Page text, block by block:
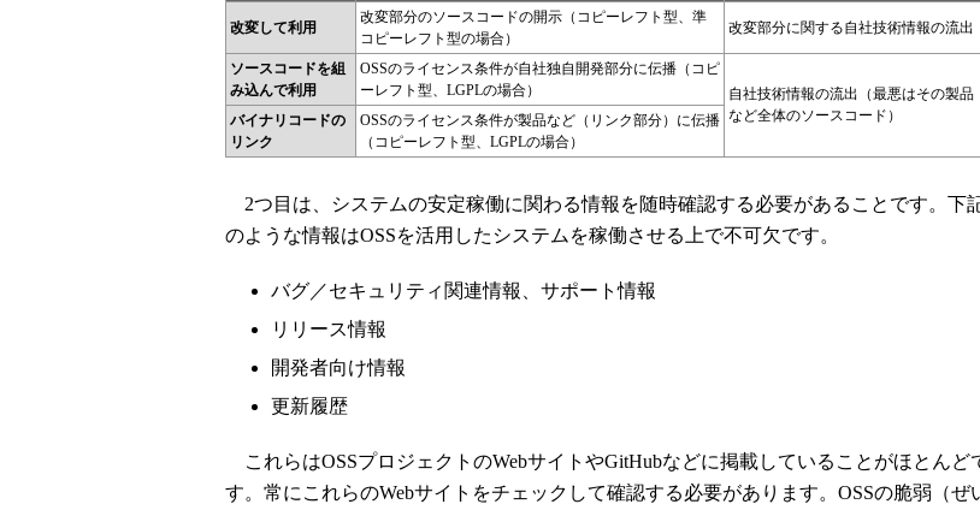
改変して利用
改変部分のソースコードの開示（コピーレフト型、準
コピーレフト型の場合）
改変部分に関する自社技術情報の流出
ソースコードを組
み込んで利用
OSSのライセンス条件が自社独自開発部分に伝播（コピ
ーレフト型、LGPLの場合）
自社技術情報の流出（最悪はその製品
など全体のソースコード）
バイナリコードの
リンク
OSSのライセンス条件が製品など（リンク部分）に伝播
（コピーレフト型、LGPLの場合）
2つ目は、システムの安定稼働に関わる情報を随時確認する必要があることです。下
のような情報はOSSを活用したシステムを稼働させる上で不可欠です。
バグ／セキュリティ関連情報、サポート情報
リリース情報
開発者向け情報
更新履歴
これらはOSSプロジェクトのWebサイトやGitHubなどに掲載していることがほとんど
す。常にこれらのWebサイトをチェックして確認する必要があります。OSSの脆弱（ぜ